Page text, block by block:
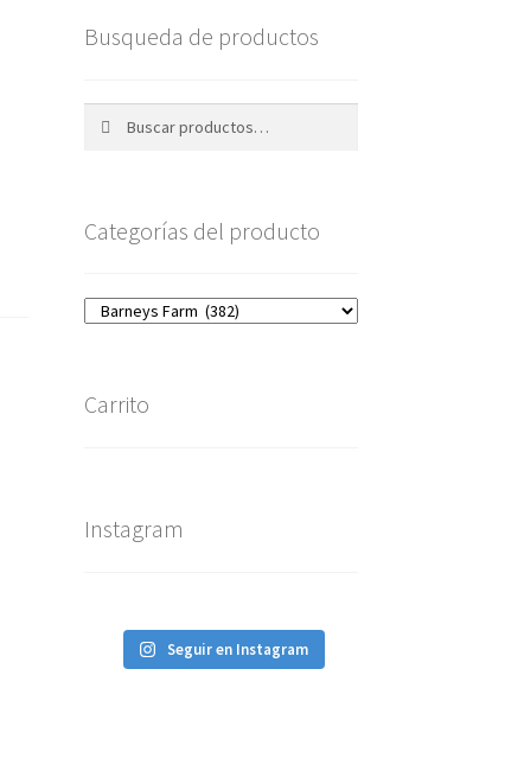
Busqueda de productos
Categorías del producto
Carrito
Instagram
Seguir en Instagram